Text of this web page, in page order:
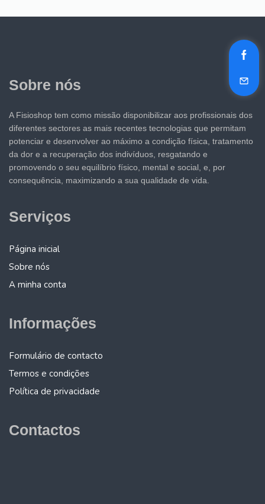
Sobre nós
A Fisioshop tem como missão disponibilizar aos profissionais dos
diferentes sectores as mais recentes tecnologias que permitam
potenciar e desenvolver ao máximo a condição física, tratamento
da dor e a recuperação dos indivíduos, resgatando e
promovendo o seu equilíbrio físico, mental e social, e, por
consequência, maximizando a sua qualidade de vida.
Serviços
Página inicial
Sobre nós
A minha conta
Informações
Formulário de contacto
Termos e condições
Política de privacidade
Contactos